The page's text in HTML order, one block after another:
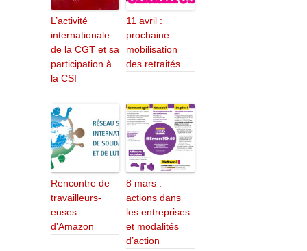
L’activité
internationale
de la CGT et sa
participation à
la CSI
11 avril :
prochaine
mobilisation
des retraités
Rencontre de
travailleurs-
euses
d’Amazon
8 mars :
actions dans
les entreprises
et modalités
d’action